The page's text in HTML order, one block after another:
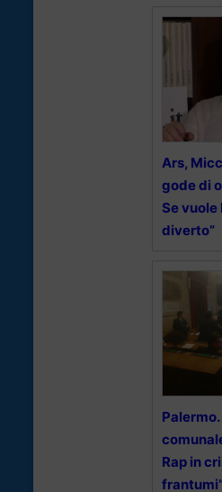
Ars,
gode di
Se vuole
diverto”
Rap in